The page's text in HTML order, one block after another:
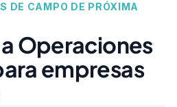
DE CAMPO DE PRÓXIMA
Operaciones
empresas